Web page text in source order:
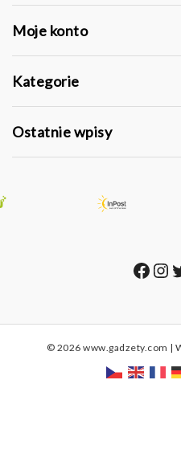
Moje konto
Kategorie
Ostatnie wpisy
© 2026 www.gadzety.com |